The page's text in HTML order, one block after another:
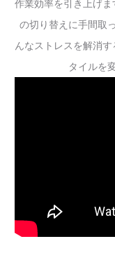
作業効率を引き上げ
の切り替えに手間取
んなストレスを解消
タイルを